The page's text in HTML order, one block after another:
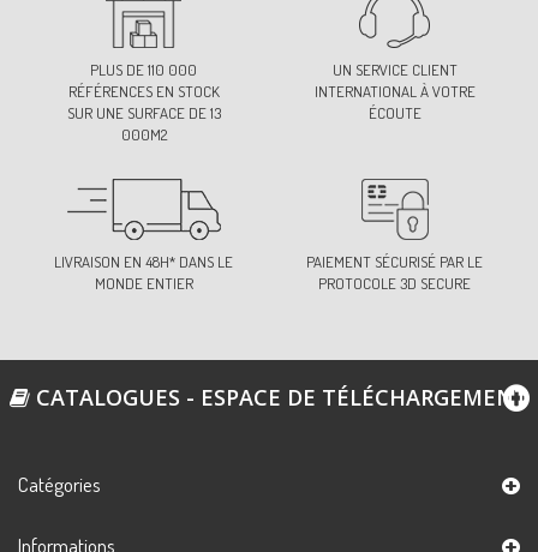
90-VIOLET
Ref: S4121B0C90
PLUS DE 110 000
RÉFÉRENCES EN STOCK
SUR UNE SURFACE DE 13
000M2
UN SERVICE CLIENT
INTERNATIONAL À VOTRE
ÉCOUTE
LIVRAISON EN 48H* DANS LE
MONDE ENTIER
PAIEMENT SÉCURISÉ PAR LE
PROTOCOLE 3D SECURE
CATALOGUES - ESPACE DE TÉLÉCHARGEMENT
Catégories
Informations